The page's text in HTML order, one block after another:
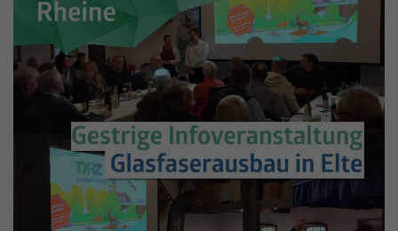
Anbieter Google Analytics
Laufzeit 1 Tag
Dieses Cookie wird von Google Analytics
installiert. Das Cookie wird verwendet, um
Informationen darüber zu speichern, wie
Besucher eine Website nutzen, und hilft bei
der Erstellung eines Analyseberichts darüber,
wie es der Website geht. Die erhobenen
Daten umfassen die Anzahl der Besucher, die